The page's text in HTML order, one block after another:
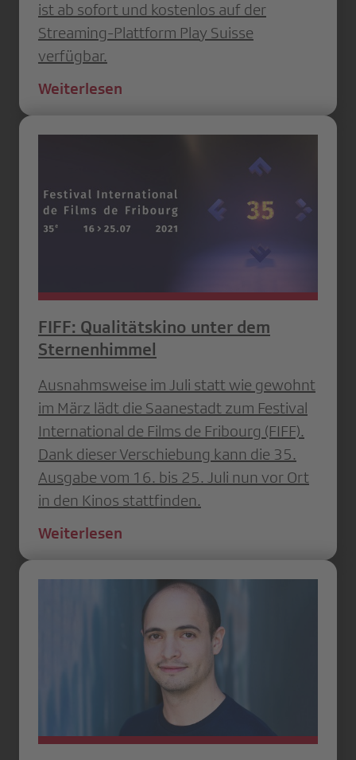
ist ab sofort und kostenlos auf der
Streaming-Plattform Play Suisse
verfügbar.
Weiterlesen
FIFF: Qualitätskino unter dem
Sternenhimmel
Ausnahmsweise im Juli statt wie gewohnt
im März lädt die Saanestadt zum Festival
International de Films de Fribourg (FIFF).
Dank dieser Verschiebung kann die 35.
Ausgabe vom 16. bis 25. Juli nun vor Ort
in den Kinos stattfinden.
Weiterlesen